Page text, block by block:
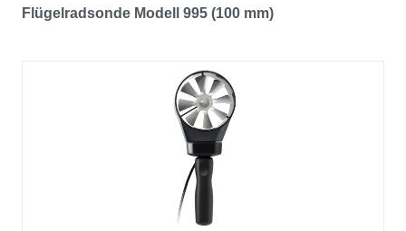
Flügelradsonde Modell 995 (100 mm)